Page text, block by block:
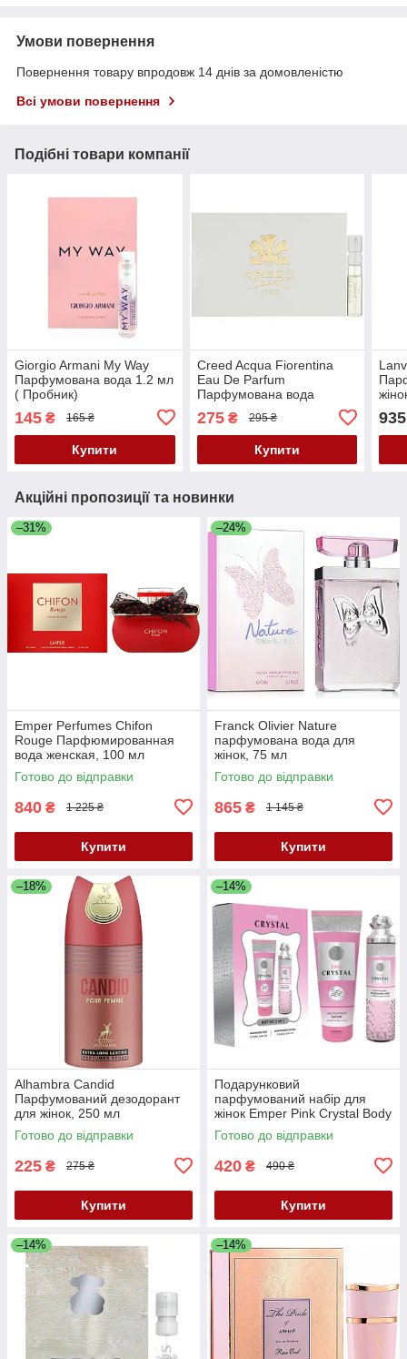
Умови повернення
Повернення товару впродовж 14 днів за домовленістю
Всі умови повернення
Подібні товари компанії
Giorgio Armani My Way
Парфумована вода 1.2 мл
( Пробник)
145 ₴ 165 ₴
Купити
Creed Acqua Fiorentina
Eau De Parfum
Парфумована вода
275₴ 295 ₴
Купити
935
Акційні пропозиції та новинки
–31%
Emper Perfumes Chifon
Rouge Парфюмированная
вода женская, 100 мл
Готово до відправки
840 ₴ 1 225 ₴
Купити
–24%
Franck Olivier Nature
парфумована вода для
жінок, 75 мл
Готово до відправки
865 ₴ 1 145 ₴
Купити
–18%
Alhambra Candid
Парфумований дезодорант
для жінок, 250 мл
Готово до відправки
225 ₴ 275 ₴
Купити
–14%
Подарунковий
парфумований набір для
жінок Emper Pink Crystal Body
Mist 250 мл + лосьйон для
тіла 250 мл
Готово до відправки
420 ₴ 490 ₴
Купити
–14% –14%